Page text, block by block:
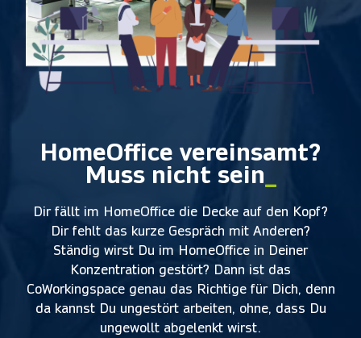
HomeOffice vereinsamt?
Muss nicht sein
Dir fällt im HomeOffice die Decke auf den Kopf?
Dir fehlt das kurze Gespräch mit Anderen?
Ständig wirst Du im HomeOffice in Deiner
Konzentration gestört? Dann ist das
CoWorkingspace genau das Richtige für Dich, denn
da kannst Du ungestört arbeiten, ohne, dass Du
ungewollt abgelenkt wirst.